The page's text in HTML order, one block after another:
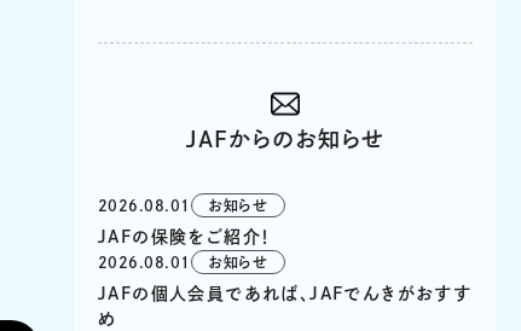
JAFからのお知らせ
2026.08.01 お知らせ
JAFの保険をご紹介！
2026.08.01 お知らせ
JAFの個人会員であれば、JAFでんきがおすす
め